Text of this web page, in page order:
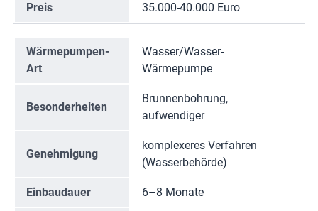
Preis 35.000-40.000 Euro
Wärmepumpen-
Art
Wasser/Wasser-
Wärmepumpe
Besonderheiten
Brunnenbohrung,
aufwendiger
Genehmigung
komplexeres Verfahren
(Wasserbehörde)
Einbaudauer 6–8 Monate